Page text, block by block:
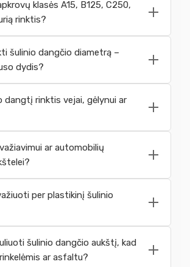
klasės A15, B125, C250,
rinktis?
šulinio dangčio diametrą –
dydis?
dangtį rinktis vejai, gėlynui ar
ar automobilių
per plastikinį šulinio
šulinio dangčio aukštį, kad
ar asfaltu?